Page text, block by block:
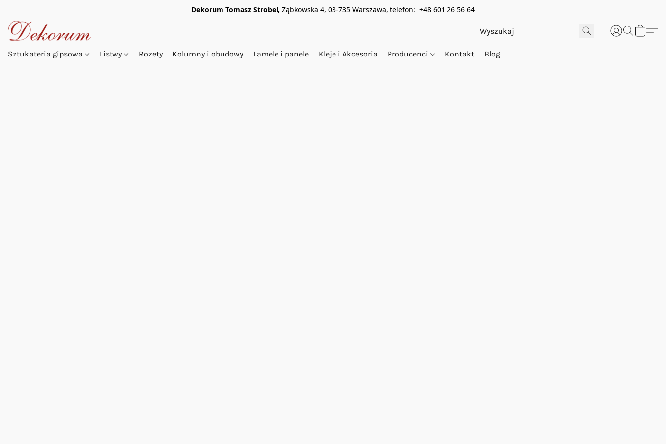
Dekorum Tomasz Strobel, Ząbkowska 4, 03-735 Warszawa, telefon: +48 601 26 56 64
Sztukateria gipsowa Listwy Rozety Kolumny i obudowy Lamele i panele Kleje i Akcesoria Producenci Kontakt Blog